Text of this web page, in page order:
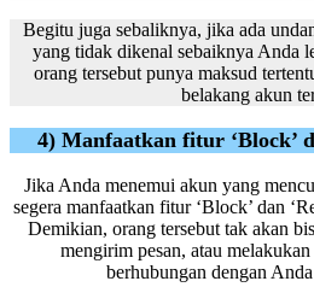
Begitu juga sebaliknya, jika ada
yang tidak dikenal sebaiknya Anda
orang tersebut punya maksud
belakang akun
4) Manfaatkan fitur ‘Block’
Jika Anda menemui akun yang
segera manfaatkan fitur ‘Block’ dan
Demikian, orang tersebut tak akan
mengirim pesan, atau
berhubungan dengan